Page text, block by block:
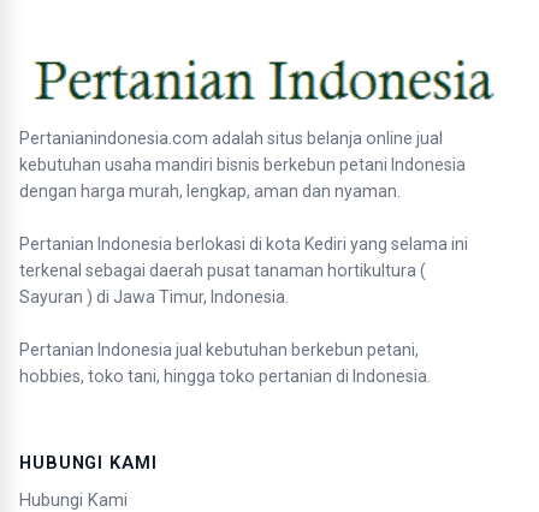
Pertanianindonesia.com adalah situs belanja online jual
kebutuhan usaha mandiri bisnis berkebun petani Indonesia
dengan harga murah, lengkap, aman dan nyaman.
Pertanian Indonesia berlokasi di kota Kediri yang selama ini
terkenal sebagai daerah pusat tanaman hortikultura (
Sayuran ) di Jawa Timur, Indonesia.
Pertanian Indonesia jual kebutuhan berkebun petani,
hobbies, toko tani, hingga toko pertanian di Indonesia.
HUBUNGI KAMI
Hubungi Kami